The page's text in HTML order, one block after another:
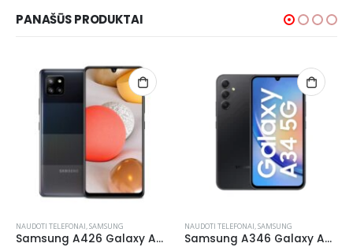
PANAŠŪS PRODUKTAI
NAUDOTI TELEFONAI,SAMSUNG
Samsung A426 Galaxy A42 5G 128 GB (naudotas)
NAUDOTI TELEFONAI,SAMSUNG
Samsung A346 Galaxy A34 5G 128 GB (Naudotas)